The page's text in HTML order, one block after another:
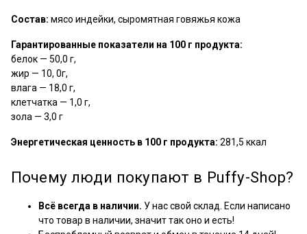
Состав: мясо индейки, cыромятная говяжья кожа
Гарантированные показатели на 100 г продукта:
белок — 50,0 г,
жир — 10, 0г,
влага — 18,0 г,
клетчатка — 1,0 г,
зола — 3,0 г
Энергетическая ценность в 100 г продукта: 281,5 ккал
Почему люди покупают в Puffy-Shop?
Всё всегда в наличии. У нас свой склад. Если написано
что товар в наличии, значит так оно и есть!